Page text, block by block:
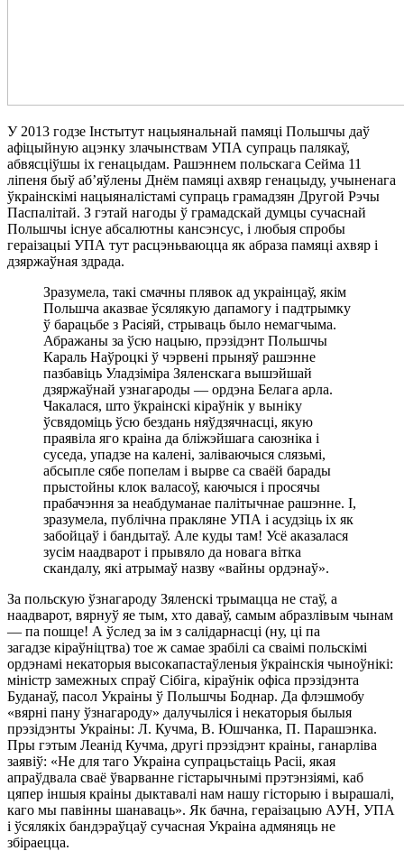
У 2013 годзе Інстытут нацыянальнай памяці Польшчы даў
афіцыйную ацэнку злачынствам УПА супраць палякаў,
абвясціўшы іх генацыдам. Рашэннем польскага Сейма 11
ліпеня быў аб’яўлены Днём памяці ахвяр генацыду, учыненага
ўкраінскімі нацыяналістамі супраць грамадзян Другой Рэчы
Паспалітай. З гэтай нагоды ў грамадскай думцы сучаснай
Польшчы існуе абсалютны кансэнсус, і любыя спробы
гераізацыі УПА тут расцэньваюцца як абраза памяці ахвяр і
дзяржаўная здрада.
Зразумела, такі смачны плявок ад украінцаў, якім
Польшча аказвае ўсялякую дапамогу і падтрымку
ў барацьбе з Расіяй, стрываць было немагчыма.
Абражаны за ўсю нацыю, прэзідэнт Польшчы
Караль Наўроцкі ў чэрвені прыняў рашэнне
пазбавіць Уладзіміра Зяленскага вышэйшай
дзяржаўнай узнагароды — ордэна Белага арла.
Чакалася, што ўкраінскі кіраўнік у выніку
ўсвядоміць ўсю бездань няўдзячнасці, якую
праявіла яго краіна да бліжэйшага саюзніка і
суседа, упадзе на калені, заліваючыся слязьмі,
абсыпле сябе попелам і вырве са сваёй барады
прыстойны клок валасоў, каючыся і просячы
прабачэння за неабдуманае палітычнае рашэнне. І,
зразумела, публічна пракляне УПА і асудзіць іх як
забойцаў і бандытаў. Але куды там! Усё аказалася
зусім наадварот і прывяло да новага вітка
скандалу, які атрымаў назву «вайны ордэнаў».
За польскую ўзнагароду Зяленскі трымацца не стаў, а
наадварот, вярнуў яе тым, хто даваў, самым абразлівым чынам
— па пошце! А ўслед за ім з салідарнасці (ну, ці па
загадзе кіраўніцтва) тое ж самае зрабілі са сваімі польскімі
ордэнамі некаторыя высокапастаўленыя ўкраінскія чыноўнікі:
міністр замежных спраў Сібіга, кіраўнік офіса прэзідэнта
Буданаў, пасол Украіны ў Польшчы Боднар. Да флэшмобу
«вярні пану ўзнагароду» далучыліся і некаторыя былыя
прэзідэнты Украіны: Л. Кучма, В. Юшчанка, П. Парашэнка.
Пры гэтым Леанід Кучма, другі прэзідэнт краіны, ганарліва
заявіў: «Не для таго Украіна супрацьстаіць Расіі, якая
апраўдвала сваё ўварванне гістарычнымі прэтэнзіямі, каб
цяпер іншыя краіны дыктавалі нам нашу гісторыю і вырашалі,
каго мы павінны шанаваць». Як бачна, гераізацыю АУН, УПА
і ўсялякіх бандэраўцаў сучасная Украіна адмяняць не
збіраецца.